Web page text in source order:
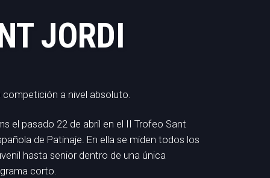
JORDI
competición a nivel absoluto.
el pasado 22 de abril en el II Trofeo Sant
de Patinaje. En ella se miden todos los
hasta senior dentro de una única
corto.